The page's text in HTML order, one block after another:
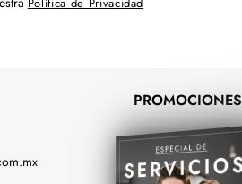
PROMOCIONES